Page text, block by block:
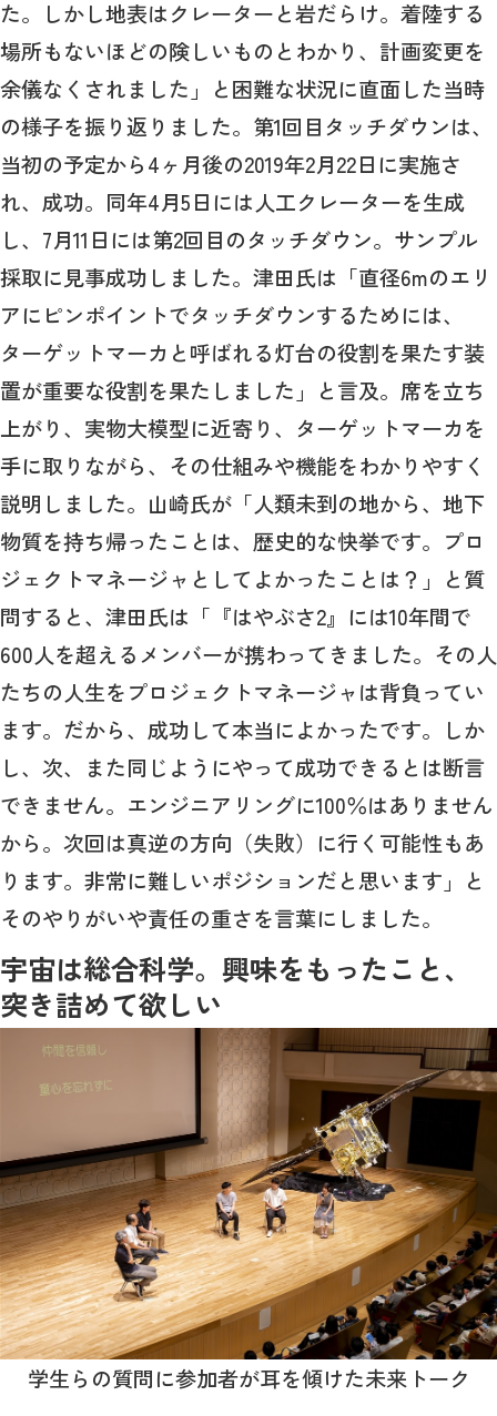
た。しかし地表はクレーターと岩だらけ。着陸する
場所もないほどの険しいものとわかり、計画変更を
余儀なくされました」と困難な状況に直面した当時
の様子を振り返りました。第1回目タッチダウンは、
当初の予定から4ヶ月後の2019年2月22日に実施さ
れ、成功。同年4月5日には人工クレーターを生成
し、7月11日には第2回目のタッチダウン。サンプル
採取に見事成功しました。津田氏は「直径6mのエリ
アにピンポイントでタッチダウンするためには、
ターゲットマーカと呼ばれる灯台の役割を果たす装
置が重要な役割を果たしました」と言及。席を立ち
上がり、実物大模型に近寄り、ターゲットマーカを
手に取りながら、その仕組みや機能をわかりやすく
説明しました。山崎氏が「人類未到の地から、地下
物質を持ち帰ったことは、歴史的な快挙です。プロ
ジェクトマネージャとしてよかったことは？」と質
問すると、津田氏は「『はやぶさ2』には10年間で
600人を超えるメンバーが携わってきました。その人
たちの人生をプロジェクトマネージャは背負ってい
ます。だから、成功して本当によかったです。しか
し、次、また同じようにやって成功できるとは断言
できません。エンジニアリングに100％はありません
から。次回は真逆の方向（失敗）に行く可能性もあ
ります。非常に難しいポジションだと思います」と
そのやりがいや責任の重さを言葉にしました。
宇宙は総合科学。興味をもったこと、
突き詰めて欲しい
学生らの質問に参加者が耳を傾けた未来トーク